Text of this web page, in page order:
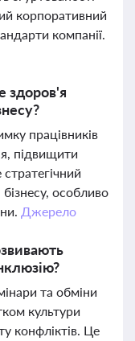
корпоративний
компанії.
здоров'я
працівників
підвищити
особливо
Джерело
та обміни
культури
конфліктів. Це